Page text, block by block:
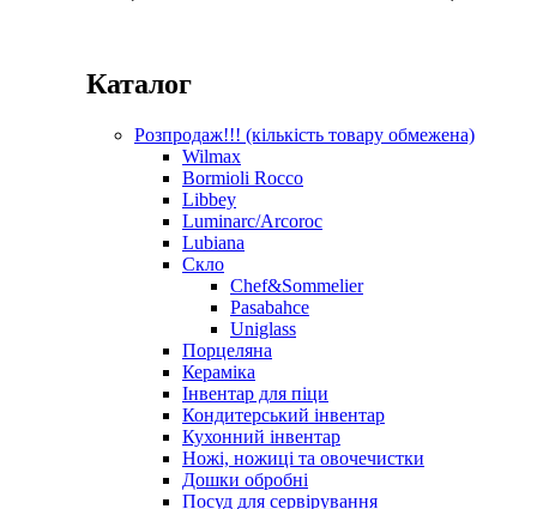
Каталог
Розпродаж!!! (кількість товару обмежена)
Wilmax
Bormioli Rocco
Libbey
Luminarc/Arcoroc
Lubiana
Скло
Chef&Sommelier
Pasabahce
Uniglass
Порцеляна
Кераміка
Інвентар для піци
Кондитерський інвентар
Кухонний інвентар
Ножі, ножиці та овочечистки
Дошки обробні
Посуд для сервірування